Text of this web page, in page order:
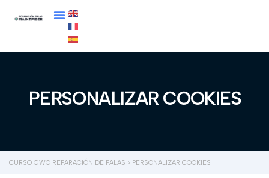
PERSONALIZAR COOKIES
CURSO GWO REPARACIÓN DE PALAS > PERSONALIZAR COOKIES